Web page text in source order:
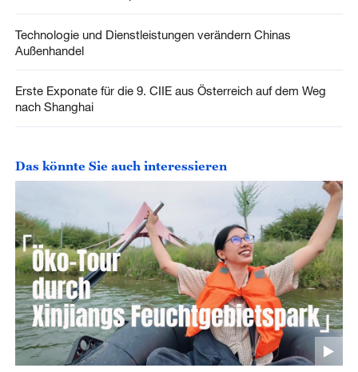
Technologie und Dienstleistungen verändern Chinas
Außenhandel
Erste Exponate für die 9. CIIE aus Österreich auf dem Weg
nach Shanghai
Das könnte Sie auch interessieren